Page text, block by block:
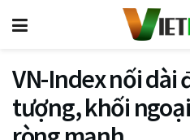
VN-Index nối dài
tượng, khối